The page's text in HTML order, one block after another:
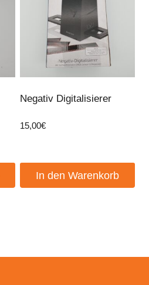
Negativ Digitalisierer
15,00€
In den Warenkorb